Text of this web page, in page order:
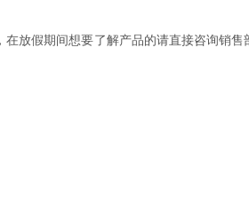
放假期间想要了解产品的请直接咨询销售